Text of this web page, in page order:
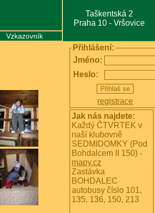
Taškentská 2
Praha 10 - Vršovice
Vzkazovník
Přihlášení:
Jméno:
Heslo:
registrace
Jak nás najdete:
Každý ČTVRTEK v
naší klubovně
SEDMIDOMKY (Pod
Bohdalcem II 150) -
mapy.cz
Zastávka
BOHDALEC
autobusy číslo 101,
135, 136, 150, 213